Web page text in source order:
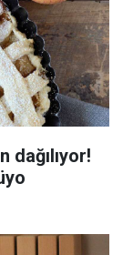
dağılıyor!